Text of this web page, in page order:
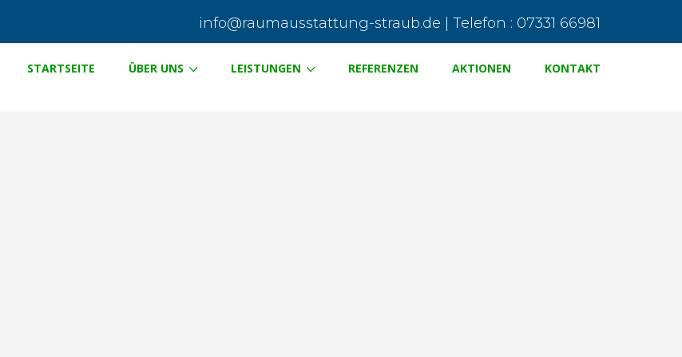
info@raumausstattung-straub.de | Telefon : 07331 66981
STARTSEITE ÜBER UNS LEISTUNGEN REFERENZEN AKTIONEN KONTAKT